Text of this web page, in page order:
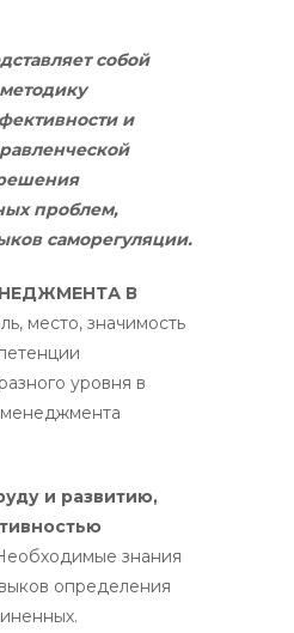
собой
и
проблем,
саморегуляции.
В
место, значимость
уровня в
и развитию,
знания
определения